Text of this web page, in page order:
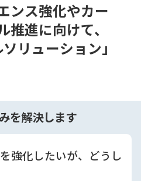
ンス強化やカー
推進に向けて、
リューション｣
を解決します
強化したいが、どうし